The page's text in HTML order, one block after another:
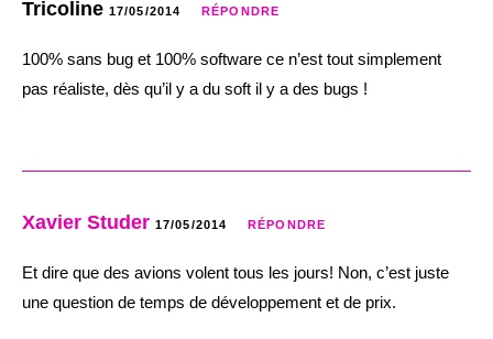
Tricoline 17/05/2014 RÉPONDRE
100% sans bug et 100% software ce n’est tout simplement
pas réaliste, dès qu’il y a du soft il y a des bugs !
Xavier Studer 17/05/2014 RÉPONDRE
Et dire que des avions volent tous les jours! Non, c’est juste
une question de temps de développement et de prix.